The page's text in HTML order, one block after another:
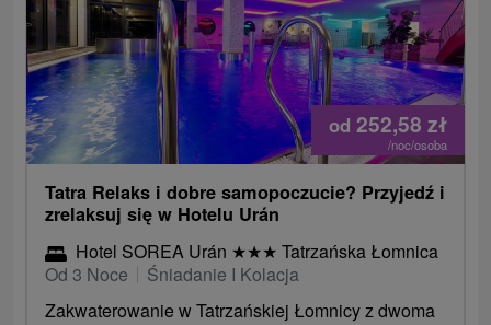
od 252,58 zł
/noc/osoba
Tatra Relaks i dobre samopoczucie? Przyjedź i
zrelaksuj się w Hotelu Urán
Hotel SOREA Urán ★★★ Tatrzańska Łomnica
Od 3 Noce
Śniadanie I Kolacja
Zakwaterowanie w Tatrzańskiej Łomnicy z dwoma